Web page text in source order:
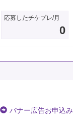
応募したチケプレ/月
0
バナー広告お申込み